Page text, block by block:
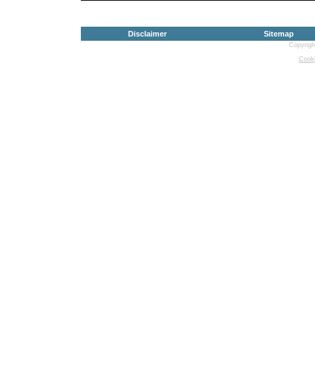
Disclaimer Sitemap